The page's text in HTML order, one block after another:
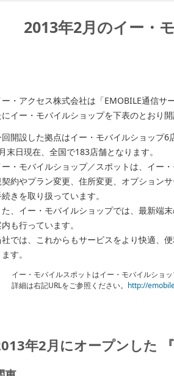
2013年2月のイー・
・アクセス株式会社は「EMOBILE通信
イー・モバイルショップを下表のとおり
開設した拠点はイー・モバイルショップ
末日現在、全国で183店舗となります。
・モバイルショップ／スポットは、イー
約やプラン変更、住所変更、オプション
きを取り扱っています。
、イー・モバイルショップでは、最新端
も行っています。
では、これからもサービスをより快適、
す。
イー・モバイルスポットはイー・モバイルショ
詳細は右記URLをご参照ください。 http://
年2月にオープンした